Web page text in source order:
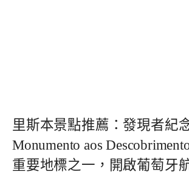
里斯本景點推薦：發現者紀
Monumento aos
重要地標之一，開啟葡萄牙